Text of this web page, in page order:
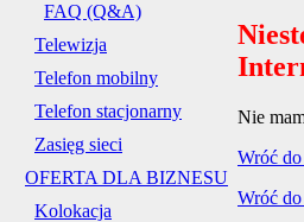
FAQ (Q&A)
Telewizja
Telefon mobilny
Telefon stacjonarny
Zasięg sieci
OFERTA DLA BIZNESU
Kolokacja
Nie
Wróć
Wróć